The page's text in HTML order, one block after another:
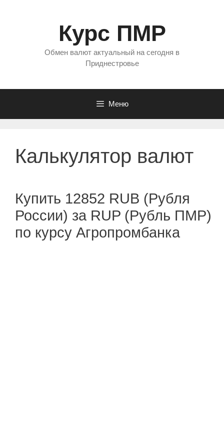
Курс ПМР
Обмен валют актуальный на сегодня в
Приднестровье
Меню
Калькулятор валют
Купить 12852 RUB (Рубля
России) за RUP (Рубль ПМР)
по курсу Агропромбанка